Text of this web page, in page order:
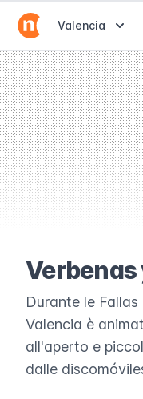
Abrir
Valencia
Verbenas
Durante le
Valencia è
all'aperto e
dalle